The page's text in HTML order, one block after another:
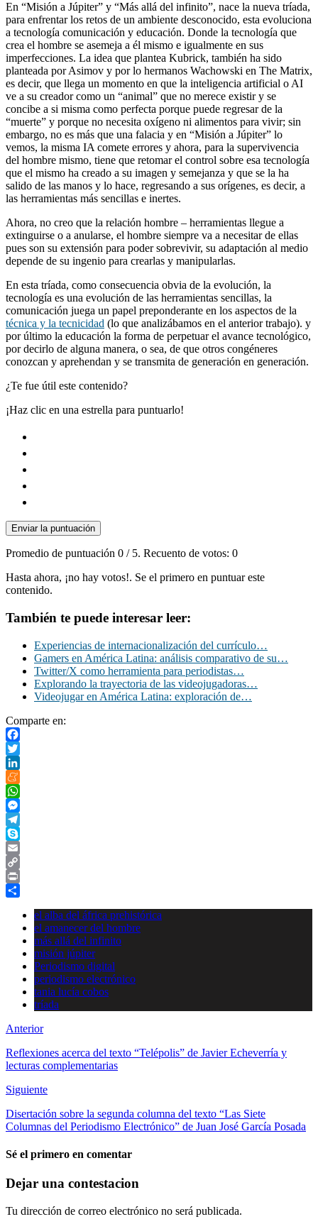
En “Misión a Júpiter” y “Más allá del infinito”, nace la nueva tríada,
para enfrentar los retos de un ambiente desconocido, esta evoluciona
a tecnología comunicación y educación. Donde la tecnología que
crea el hombre se asemeja a él mismo e igualmente en sus
imperfecciones. La idea que plantea Kubrick, también ha sido
planteada por Asimov y por lo hermanos Wachowski en The Matrix,
es decir, que llega un momento en que la inteligencia artificial o AI
ve a su creador como un “animal” que no merece existir y se
concibe a si misma como perfecta porque puede regresar de la
“muerte” y porque no necesita oxígeno ni alimentos para vivir; sin
embargo, no es más que una falacia y en “Misión a Júpiter” lo
vemos, la misma IA comete errores y ahora, para la supervivencia
del hombre mismo, tiene que retomar el control sobre esa tecnología
que el mismo ha creado a su imagen y semejanza y que se la ha
salido de las manos y lo hace, regresando a sus orígenes, es decir, a
las herramientas más sencillas e inertes.
Ahora, no creo que la relación hombre – herramientas llegue a
extinguirse o a anularse, el hombre siempre va a necesitar de ellas
pues son su extensión para poder sobrevivir, su adaptación al medio
depende de su ingenio para crearlas y manipularlas.
En esta tríada, como consecuencia obvia de la evolución, la
tecnología es una evolución de las herramientas sencillas, la
comunicación juega un papel preponderante en los aspectos de la
técnica y la tecnicidad (lo que analizábamos en el anterior trabajo). y
por último la educación la forma de perpetuar el avance tecnológico,
por decirlo de alguna manera, o sea, de que otros congéneres
conozcan y aprehendan y se transmita de generación en generación.
¿Te fue útil este contenido?
¡Haz clic en una estrella para puntuarlo!
Enviar la puntuación
Promedio de puntuación 0 / 5. Recuento de votos: 0
Hasta ahora, ¡no hay votos!. Se el primero en puntuar este
contenido.
También te puede interesar leer:
Experiencias de internacionalización del currículo…
Gamers en América Latina: análisis comparativo de su…
Twitter/X como herramienta para periodistas…
Explorando la trayectoria de las videojugadoras…
Videojugar en América Latina: exploración de…
Comparte en:
Facebook
Twitter
LinkedIn
Meneame
WhatsApp
Messenger
Telegram
Skype
Email
Copy
Link
Print
el alba del áfrica prehistórica
el amanecer del hombre
más allá del infinito
misión júpiter
Periodismo digital
periodismo electrónico
tania lucía cobos
tríada
Anterior
Reflexiones acerca del texto “Telépolis” de Javier Echeverría y
lecturas complementarias
Siguiente
Disertación sobre la segunda columna del texto “Las Siete
Columnas del Periodismo Electrónico” de Juan José García Posada
Sé el primero en comentar
Dejar una contestacion
Tu dirección de correo electrónico no será publicada.